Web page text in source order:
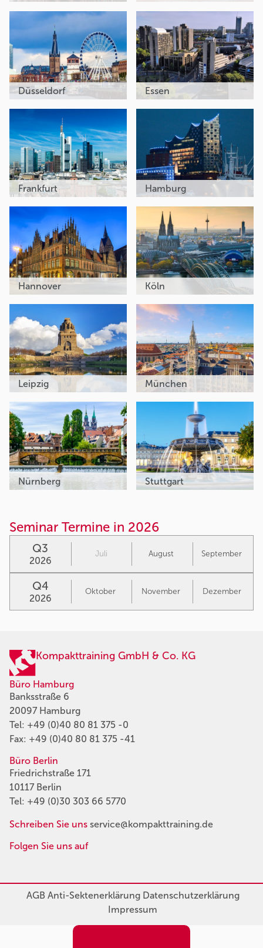
Düsseldorf Essen
Frankfurt Hamburg
Hannover Köln
Leipzig München
Nürnberg Stuttgart
Seminar Termine in 2026
Q3
2026
Juli August September
Q4
2026
Oktober November Dezember
Kompakttraining GmbH & Co. KG
Büro Hamburg
Banksstraße 6
20097 Hamburg
Tel: +49 (0)40 80 81 375 -0
Fax: +49 (0)40 80 81 375 -41
Büro Berlin
Friedrichstraße 171
10117 Berlin
Tel: +49 (0)30 303 66 5770
Schreiben Sie uns service@kompakttraining.de
Folgen Sie uns auf
AGBAnti-SektenerklärungDatenschutzerklärung
Impressum